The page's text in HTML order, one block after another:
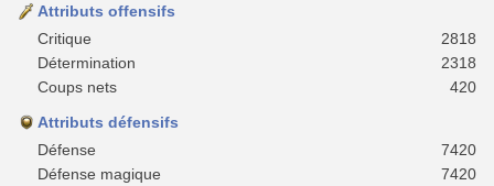
Attributs offensifs
Critique
2818
Détermination
2318
Coups nets
420
Attributs défensifs
Défense
7420
Défense magique
7420